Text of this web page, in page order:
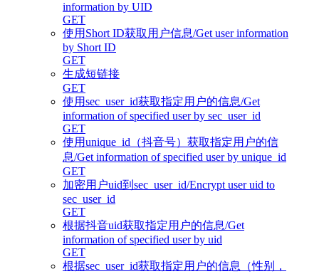
information by UID
GET
使用Short ID获取用户信息/Get user information
by Short ID
GET
生成短链接
GET
使用sec_user_id获取指定用户的信息/Get
information of specified user by sec_user_id
GET
使用unique_id（抖音号）获取指定用户的信
息/Get information of specified user by unique_id
GET
加密用户uid到sec_user_id/Encrypt user uid to
sec_user_id
GET
根据抖音uid获取指定用户的信息/Get
information of specified user by uid
GET
根据sec_user_id获取指定用户的信息（性别，